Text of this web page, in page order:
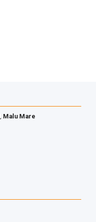
Malu Mare